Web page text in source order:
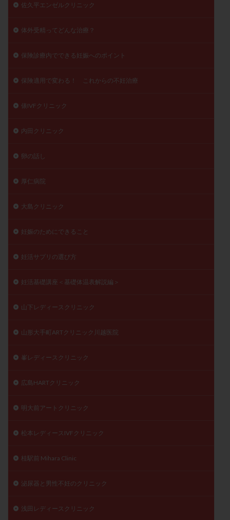
佐久平エンゼルクリニック
体外受精ってどんな治療？
保険診療内でできる妊娠へのポイント
保険適用で変わる！ これからの不妊治療
俵IVFクリニック
内田クリニック
卵の話し
厚仁病院
大島クリニック
妊娠のためにできること
妊活サプリの選び方
妊活基礎講座＜基礎体温表解説編＞
山下レディースクリニック
山形大手町ARTクリニック川越医院
峯レディースクリニック
広島HARTクリニック
明大前アートクリニック
松本レディースIVFクリニック
桂駅前 Mihara Clinic
泌尿器と男性不妊のクリニック
浅田レディースクリニック